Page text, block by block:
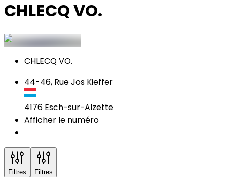
CHLECQ VO.
CHLECQ VO.
44-46, Rue Jos Kieffer
4176 Esch-sur-Alzette
Afficher le numéro
Filtres Filtres